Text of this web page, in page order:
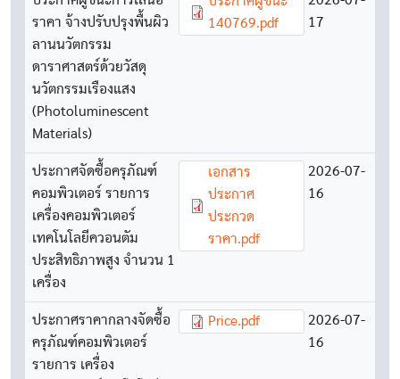
ราคา จ้างปรับปรุงพื้นผิว
ลานนวัตกรรม
ดาราศาสตร์ด้วยวัสดุ
นวัตกรรมเรืองแสง
(Photoluminescent
Materials)
140769.pdf
17
ประกาศจัดซื้อครุภัณฑ์
คอมพิวเตอร์ รายการ
เครื่องคอมพิวเตอร์
เทคโนโลยีควอนตัม
ประสิทธิภาพสูง จำนวน 1
เครื่อง
Document
เอกสาร
ประกาศ
ประกวด
ราคา.pdf
2026-07-
16
ประกาศราคากลางจัดซื้อ
ครุภัณฑ์คอมพิวเตอร์
รายการ เครื่อง
Document
Price.pdf
2026-07-
16